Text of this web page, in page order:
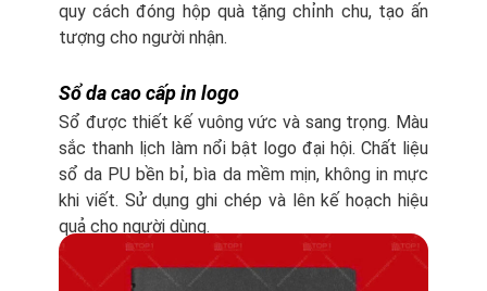
quy cách đóng hộp quà tặng chỉnh chu, tạo ấn
tượng cho người nhận.
Sổ da cao cấp in logo
Sổ được thiết kế vuông vức và sang trọng. Màu
sắc thanh lịch làm nổi bật logo đại hội. Chất liệu
sổ da PU bền bỉ, bìa da mềm mịn, không in mực
khi viết. Sử dụng ghi chép và lên kế hoạch hiệu
quả cho người dùng.